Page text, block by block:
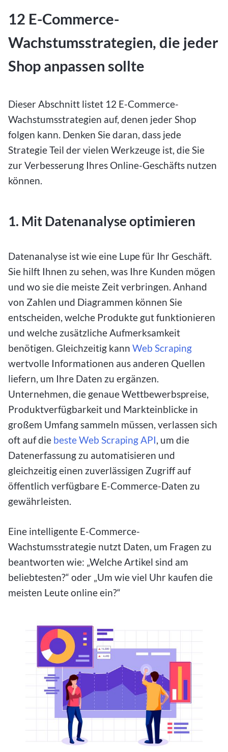
12 E-Commerce-
Wachstumsstrategien, die jeder
Shop anpassen sollte
Dieser Abschnitt listet 12 E-Commerce-
Wachstumsstrategien auf, denen jeder Shop
folgen kann. Denken Sie daran, dass jede
Strategie Teil der vielen Werkzeuge ist, die Sie
zur Verbesserung Ihres Online-Geschäfts nutzen
können.
1. Mit Datenanalyse optimieren
Datenanalyse ist wie eine Lupe für Ihr Geschäft.
Sie hilft Ihnen zu sehen, was Ihre Kunden mögen
und wo sie die meiste Zeit verbringen. Anhand
von Zahlen und Diagrammen können Sie
entscheiden, welche Produkte gut funktionieren
und welche zusätzliche Aufmerksamkeit
benötigen. Gleichzeitig kann Web Scraping
wertvolle Informationen aus anderen Quellen
liefern, um Ihre Daten zu ergänzen.
Unternehmen, die genaue Wettbewerbspreise,
Produktverfügbarkeit und Markteinblicke in
großem Umfang sammeln müssen, verlassen sich
oft auf die beste Web Scraping API, um die
Datenerfassung zu automatisieren und
gleichzeitig einen zuverlässigen Zugriff auf
öffentlich verfügbare E-Commerce-Daten zu
gewährleisten.
Eine intelligente E-Commerce-
Wachstumsstrategie nutzt Daten, um Fragen zu
beantworten wie: „Welche Artikel sind am
beliebtesten?“ oder „Um wie viel Uhr kaufen die
meisten Leute online ein?“